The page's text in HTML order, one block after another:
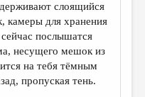
слоящийся
камеры для хранения
послышатся
несущего мешок из
на тебя тёмным
пропуская тень.